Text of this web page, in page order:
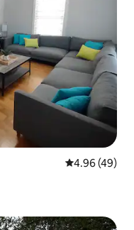
レビュー49
4.96 (49)